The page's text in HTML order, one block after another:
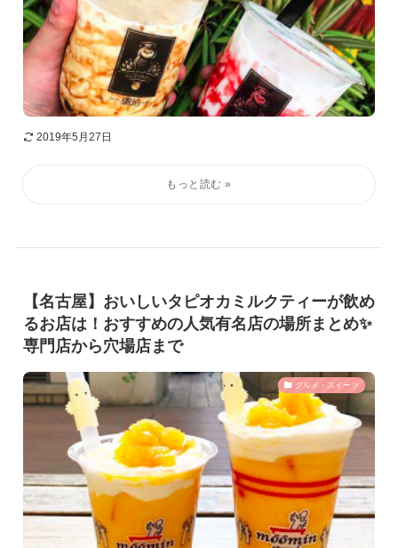
2019年5月27日
【名古屋】おいしいタピオカミルクティーが飲め
るお店は！おすすめの人気有名店の場所まとめ✨
専門店から穴場店まで
グルメ・スイーツ